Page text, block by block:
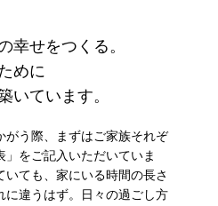
幸せをつくる。
めに
いています。
う際、まずはご家族それぞ
をご記入いただいていま
ても、家にいる時間の長さ
に違うはず。日々の過ごし方